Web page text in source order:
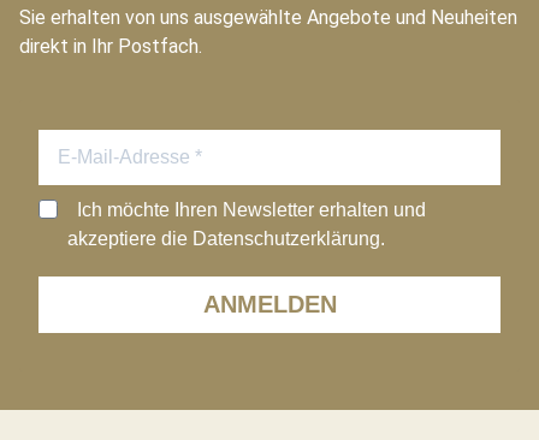
Sie erhalten von uns ausgewählte Angebote und Neuheiten
direkt in Ihr Postfach.
ANMELDEN
Ich möchte Ihren Newsletter erhalten und
akzeptiere die Datenschutzerklärung.